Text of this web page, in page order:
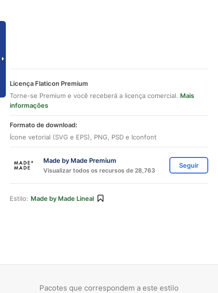
Licença Flaticon Premium
Torne-se Premium e você receberá a licença comercial. Mais
informações
Formato de download:
Ícone vetorial (SVG e EPS), PNG, PSD e Iconfont
Made by Made Premium
Visualizar todos os recursos de 28,763
Seguir
Estilo: Made by Made Lineal
Pacotes que correspondem a este estilo